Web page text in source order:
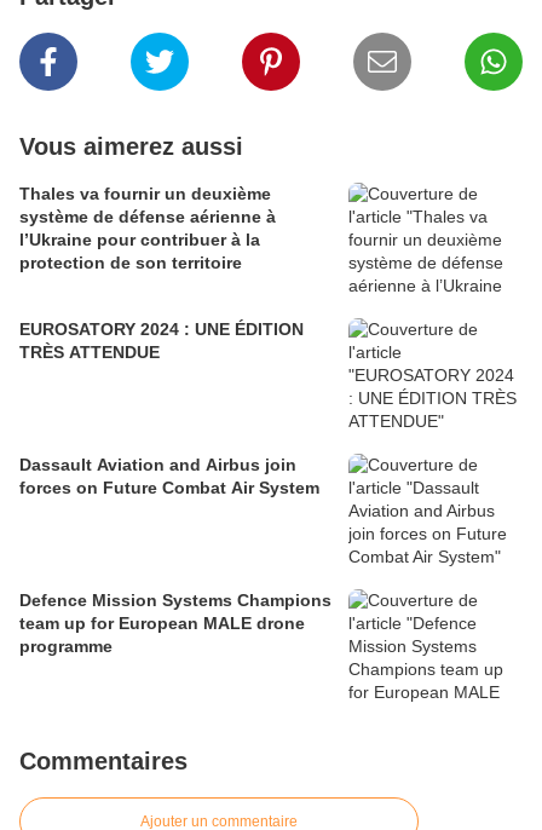
Vous aimerez aussi
Thales va fournir un deuxième
système de défense aérienne à
l’Ukraine pour contribuer à la
protection de son territoire
EUROSATORY 2024 : UNE ÉDITION
TRÈS ATTENDUE
Dassault Aviation and Airbus join
forces on Future Combat Air System
Defence Mission Systems Champions
team up for European MALE drone
programme
Commentaires
Ajouter un commentaire